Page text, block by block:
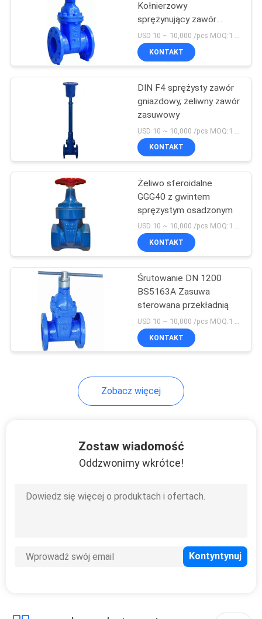
Zawór kulowy
uruchamiany
hydraulicznie
Zawór kulowy
kriogeniczny
10
Odporny zawór
zasuwowy
Zawór odcinający z
ciśnieniowym
Kołnierzowy
sprężynujący zawór
zasuwowy
KONTAKT
DIN F4 sprężysty zawór
gniazdowy, żeliwny zawór
zasuwowy
KONTAKT
Żeliwo sferoidalne
GGG40 z gwintem
sprężystym osadzonym
USD 10 ~ 10,000 /pcs MOQ:1 zestawy / szt
KONTAKT
Śrutowanie DN 1200
BS5163A Zasuwa
sterowana przekładnią
USD 10 ~ 10,000 /pcs MOQ:1 zestawy / szt
KONTAKT
Zobacz więcej
Zostaw wiadomość
Oddzwonimy wkrótce!